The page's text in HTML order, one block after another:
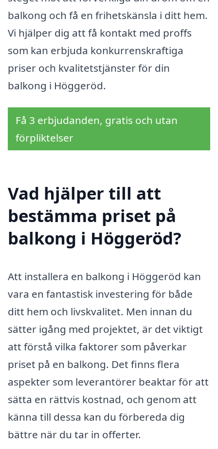
balkong och få en frihetskänsla i ditt hem.
Vi hjälper dig att få kontakt med proffs
som kan erbjuda konkurrenskraftiga
priser och kvalitetstjänster för din
balkong i Höggeröd.
Få 3 erbjudanden, gratis och utan
förpliktelser
Vad hjälper till att
bestämma priset på
balkong i Höggeröd?
Att installera en balkong i Höggeröd kan
vara en fantastisk investering för både
ditt hem och livskvalitet. Men innan du
sätter igång med projektet, är det viktigt
att förstå vilka faktorer som påverkar
priset på en balkong. Det finns flera
aspekter som leverantörer beaktar för att
sätta en rättvis kostnad, och genom att
känna till dessa kan du förbereda dig
bättre när du tar in offerter.